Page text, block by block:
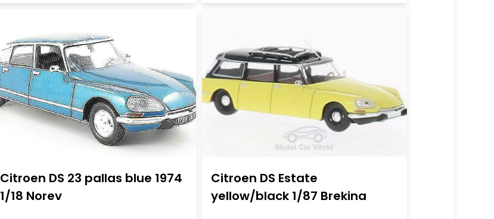
Citroen DS 23 pallas blue 1974
1/18 Norev
Citroen DS Estate
yellow/black 1/87 Brekina